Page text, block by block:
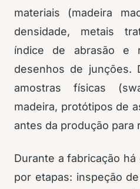
materiais (madeira
densidade, metais
índice de abrasão e
desenhos de junções.
amostras físicas
madeira, protótipos de
antes da produção para
Durante a fabricação
por etapas: inspeção